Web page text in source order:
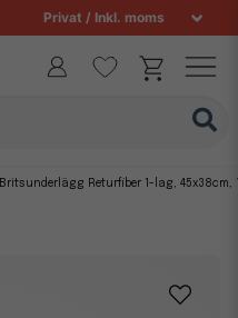
Britsunderlägg Returfiber 1-lag, 45x38cm,